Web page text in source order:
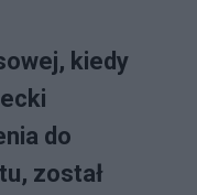
kiedy
do
został